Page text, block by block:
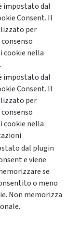
impostato dal
Consent. Il
per
cookie nella
impostato dal
Consent. Il
per
cookie nella
dal plugin
e viene
se
o meno
Non memorizza